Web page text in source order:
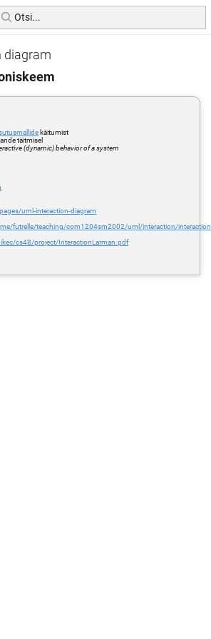
diagram
käitumist
täitmisel
(dynamic) behavior of a system
uml-interaction-diagram
futrelle/teaching/com1204sm2002/uml/interaction/
cs48/project/InteractionLarman.pdf